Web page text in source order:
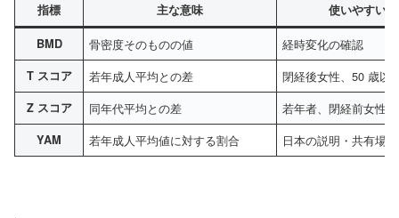
指標 主な意味 使いやすい
BMD 骨密度そのものの値 経時変化の確認
T スコア 若年成人平均との差 閉経後女性、50 歳以
Z スコア 同年代平均との差 若年者、閉経前女性
YAM 若年成人平均値に対する割合 日本の説明・共有場面